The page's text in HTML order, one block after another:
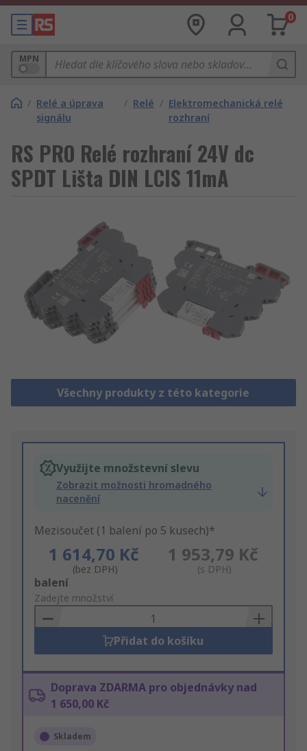
0
MPN
/ Relé a úprava
signálu
/ Relé / Elektromechanická relé
rozhraní
RS PRO Relé rozhraní 24V dc
SPDT Lišta DIN LCIS 11mA
Všechny produkty z této kategorie
Využijte množstevní slevu
Zobrazit možnosti hromadného
nacenění
Mezisoučet (1 balení po 5 kusech)*
1 614,70 Kč
(bez DPH)
1 953,79 Kč
(s DPH)
Add
to
Basket
balení
Zadejte množství
Přidat do košíku
Doprava ZDARMA pro objednávky nad
1 650,00 Kč
Skladem